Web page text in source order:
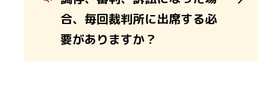
合、毎回裁判所に出席する必
要がありますか？